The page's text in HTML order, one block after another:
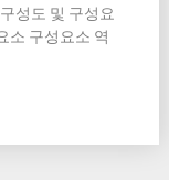
성도 및 구성요
소 구성요소 역